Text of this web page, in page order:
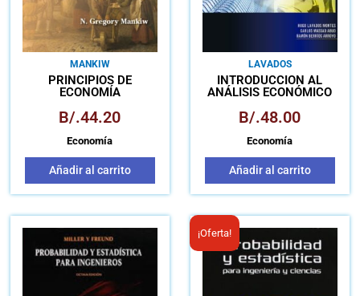
MANKIW
PRINCIPIOS DE
ECONOMÍA
B/.44.20
Economía
Añadir al carrito
LAVADOS
INTRODUCCIÓN AL
ANÁLISIS ECONÓMICO
B/.48.00
Economía
Añadir al carrito
¡Oferta!
El
precio
original
El